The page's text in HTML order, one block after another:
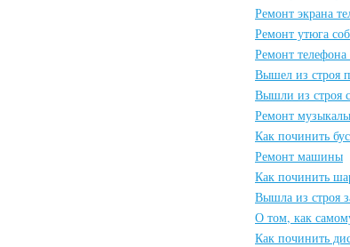
Ремонт экрана
Ремонт утюга
Ремонт
Вышел из строя
Вышли из строя
Ремонт
Как починить
Ремонт машины
Как починить
Вышла из строя
О том, как
Как починить